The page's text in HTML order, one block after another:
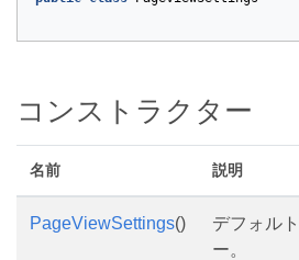
コンストラクター
名前 説明
PageViewSettings()
デフォル
ー。